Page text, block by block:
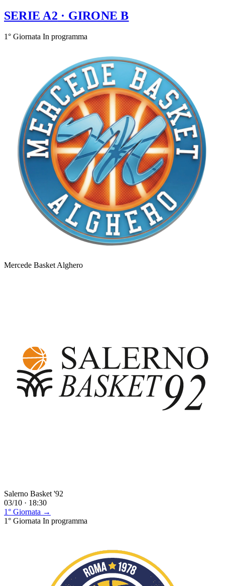
SERIE A2 · GIRONE B
1° Giornata In programma
Mercede Basket Alghero
Salerno Basket '92
03/10 · 18:30
1° Giornata →
1° Giornata In programma